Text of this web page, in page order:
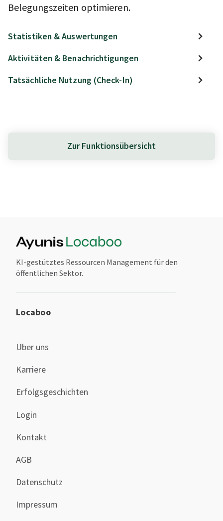
Belegungszeiten optimieren.
Statistiken & Auswertungen
Aktivitäten & Benachrichtigungen
Tatsächliche Nutzung (Check-In)
Zur Funktionsübersicht
KI-gestütztes Ressourcen Management für den
öffentlichen Sektor.
Locaboo
Über uns
Karriere
Erfolgsgeschichten
Login
Kontakt
AGB
Datenschutz
Impressum